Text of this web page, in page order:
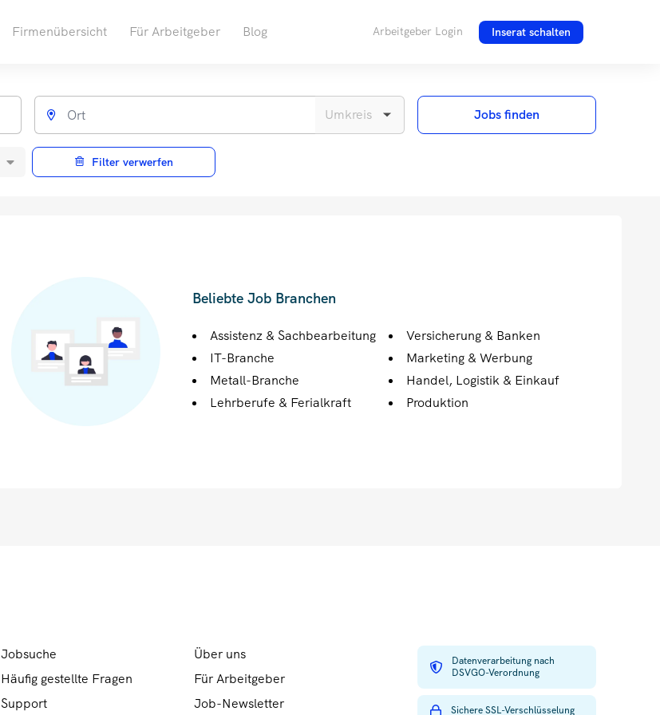
Firmenübersicht Für Arbeitgeber Blog Arbeitgeber Login Inserat schalten
Jobs finden
Filter verwerfen
Beliebte Job Branchen
Assistenz & Sachbearbeitung
IT-Branche
Metall-Branche
Lehrberufe & Ferialkraft
Versicherung & Banken
Marketing & Werbung
Handel, Logistik & Einkauf
Produktion
Jobsuche
Häufig gestellte Fragen
Support
Über uns
Für Arbeitgeber
Job-Newsletter
Datenverarbeitung nach
DSVGO-Verordnung
Sichere SSL-Verschlüsselung